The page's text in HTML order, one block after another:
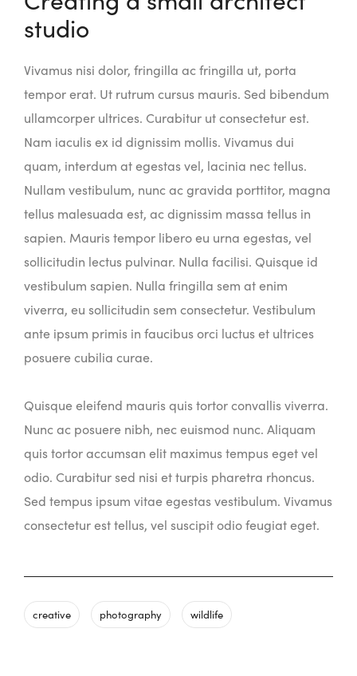
studio
Vivamus nisi dolor, fringilla ac fringilla ut, porta
tempor erat. Ut rutrum cursus mauris. Sed bibendum
ullamcorper ultrices. Curabitur ut consectetur est.
Nam iaculis ex id dignissim mollis. Vivamus dui
quam, interdum at egestas vel, lacinia nec tellus.
Nullam vestibulum, nunc ac gravida porttitor, magna
tellus malesuada est, ac dignissim massa tellus in
sapien. Mauris tempor libero eu urna egestas, vel
sollicitudin lectus pulvinar. Nulla facilisi. Quisque id
vestibulum sapien. Nulla fringilla sem at enim
viverra, eu sollicitudin sem consectetur. Vestibulum
ante ipsum primis in faucibus orci luctus et ultrices
posuere cubilia curae.
Quisque eleifend mauris quis tortor convallis viverra.
Nunc ac posuere nibh, nec euismod nunc. Aliquam
quis tortor accumsan elit maximus tempus eget vel
odio. Curabitur sed nisi et turpis pharetra rhoncus.
Sed tempus ipsum vitae egestas vestibulum. Vivamus
consectetur est tellus, vel suscipit odio feugiat eget.
creative photography wildlife